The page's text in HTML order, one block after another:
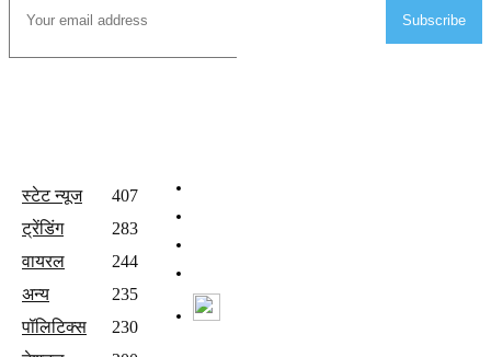
Subscribe
स्टेट न्यूज
407
ट्रेंडिंग
283
वायरल
244
अन्य
235
पॉलिटिक्स
230